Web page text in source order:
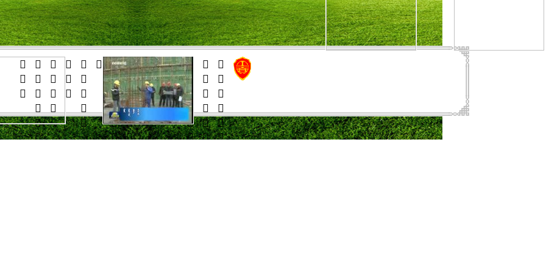
        
    2013    
  





























































